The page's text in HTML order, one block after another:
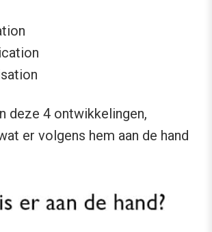
deze 4 ontwikkelingen,
er volgens hem aan de hand